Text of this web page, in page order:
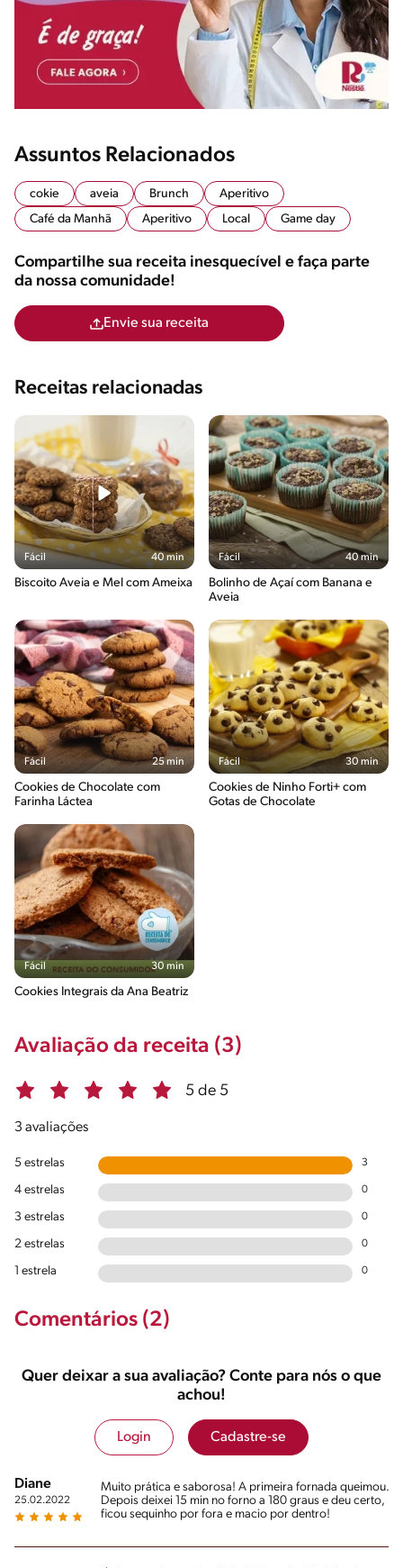
Assuntos Relacionados
cokie aveia Brunch
Aperitivo
Café da Manhã
Aperitivo Local Game day
Compartilhe sua receita inesquecível e faça parte
da nossa comunidade!
Envie sua receita
Receitas relacionadas
Fácil 40 min
Biscoito Aveia e Mel com Ameixa
Fácil 40 min
Bolinho de Açaí com Banana e
Aveia
Fácil 25 min
Cookies de Chocolate com
Farinha Láctea
Fácil 30 min
Cookies de Ninho Forti+ com
Gotas de Chocolate
Fácil 30 min
Cookies Integrais da Ana Beatriz
Avaliação da receita (3)
5 de 5
3 avaliações
5 estrelas 3
4 estrelas 0
3 estrelas 0
2 estrelas 0
1 estrela 0
Comentários (2)
Quer deixar a sua avaliação? Conte para nós o que
achou!
Login Cadastre-se
Diane
25.02.2022
Muito prática e saborosa! A primeira fornada queimou.
Depois deixei 15 min no forno a 180 graus e deu certo,
ficou sequinho por fora e macio por dentro!